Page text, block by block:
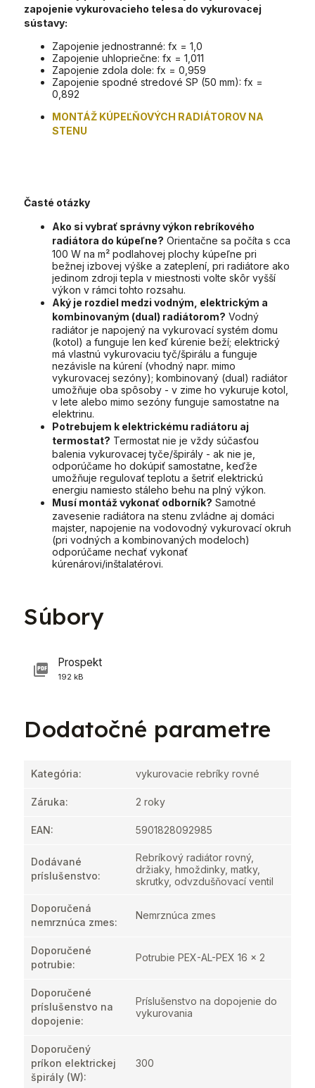
zapojenie vykurovacieho telesa do vykurovacej
sústavy:
Zapojenie jednostranné: fx = 1,0
Zapojenie uhlopriečne: fx = 1,011
Zapojenie zdola dole: fx = 0,959
Zapojenie spodné stredové SP (50 mm): fx =
0,892
MONTÁŽ KÚPEĽŇOVÝCH RADIÁTOROV NA
STENU
Časté otázky
Ako si vybrať správny výkon rebríkového
radiátora do kúpeľne? Orientačne sa počíta s cca
100 W na m² podlahovej plochy kúpeľne pri
bežnej izbovej výške a zateplení, pri radiátore ako
jedinom zdroji tepla v miestnosti volte skôr vyšší
výkon v rámci tohto rozsahu.
Aký je rozdiel medzi vodným, elektrickým a
kombinovaným (dual) radiátorom? Vodný
radiátor je napojený na vykurovací systém domu
(kotol) a funguje len keď kúrenie beží; elektrický
má vlastnú vykurovaciu tyč/špirálu a funguje
nezávisle na kúrení (vhodný napr. mimo
vykurovacej sezóny); kombinovaný (dual) radiátor
umožňuje oba spôsoby - v zime ho vykuruje kotol,
v lete alebo mimo sezóny funguje samostatne na
elektrinu.
Potrebujem k elektrickému radiátoru aj
termostat? Termostat nie je vždy súčasťou
balenia vykurovacej tyče/špirály - ak nie je,
odporúčame ho dokúpiť samostatne, keďže
umožňuje regulovať teplotu a šetriť elektrickú
energiu namiesto stáleho behu na plný výkon.
Musí montáž vykonať odborník? Samotné
zavesenie radiátora na stenu zvládne aj domáci
majster, napojenie na vodovodný vykurovací okruh
(pri vodných a kombinovaných modeloch)
odporúčame nechať vykonať
kúrenárovi/inštalatérovi.
Súbory
Prospekt
192 kB
Dodatočné parametre
Kategória: vykurovacie rebríky rovné
Záruka: 2 roky
EAN: 5901828092985
Dodávané
príslušenstvo:
Rebríkový radiátor rovný,
držiaky, hmoždinky, matky,
skrutky, odvzdušňovací ventil
Doporučená
nemrznúca zmes:
Nemrznúca zmes
Doporučené
potrubie:
Potrubie PEX-AL-PEX 16 x 2
Doporučené
príslušenstvo na
dopojenie:
Príslušenstvo na dopojenie do
vykurovania
Doporučený
príkon elektrickej
špirály (W):
300